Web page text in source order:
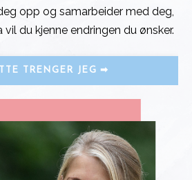
opp og samarbeider med deg,
du kjenne endringen du ønsker.
TRENGER JEG ➡